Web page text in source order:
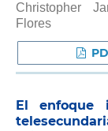
Christopher
Flores
El enfoque